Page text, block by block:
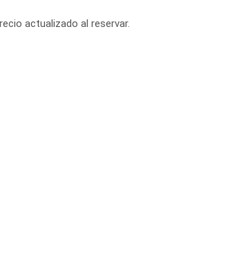
actualizado al reservar.